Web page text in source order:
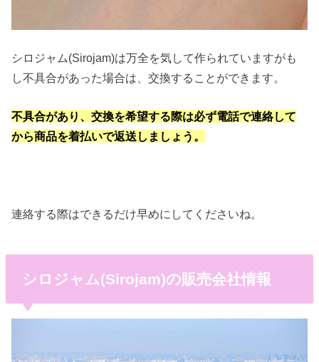
シロジャム(Sirojam)は万全を気して作られていますがも
し不具合があった場合は、交換することができます。
不具合があり、交換を希望する際は必ず電話で連絡して
から商品を着払いで返送しましょう。
連絡する際はできるだけ早めにしてくださいね。
シロジャム(Sirojam)の販売会社情報